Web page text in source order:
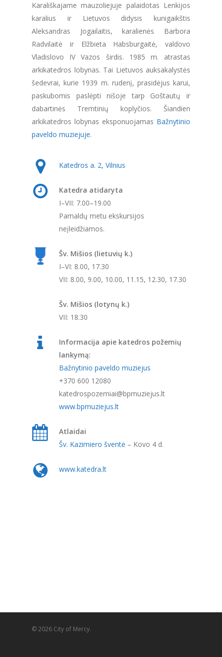
Karališkajame mauzoliejuje palaidotas Lenkijos
karalius ir Lietuvos didysis kunigaikštis
Aleksandras Jogailaitis, karalienės Barbora
Radvilaitė ir Elžbieta Habsburgaitė, valdovo
Vladislovo IV Vazos širdis. 1985 m. atrastas
arkikatedros lobynas. Tai Lietuvos auksakalystės
šedevrai, kurie 1939 m. rudenį, prasidėjus karui,
paskubomis paslėpti nišoje tarp Goštautų ir
dabartinės Tremtinių koplyčios. Šiandien
arkikatedros lobynas eksponuojamas Bažnytinio
paveldo muziejuje.
Katedros a. 2, Vilnius
Katedra atidaryta
I–VII: 7.00–19.00
Pamaldų metu ekskursijos
neįleidžiamos.
Šv. Mišios (lietuvių k.)
I–VI: 8.00, 17.30
VII: 8.00, 9.00, 10.00, 11.15, 12.30, 17.30
Šv. Mišios (lotynų k.)
VII: 18.30
Informacija apie katedros požemių
lankymą:
Bažnytinio paveldo muziejus
+370 600 12080
katedrospozemiai@bpmuziejus.lt
www.bpmuziejus.lt
Atlaidai
Šv. Kazimiero šventė – Kovo 4 d.
www.katedra.lt
© 2026 City of Mercy.